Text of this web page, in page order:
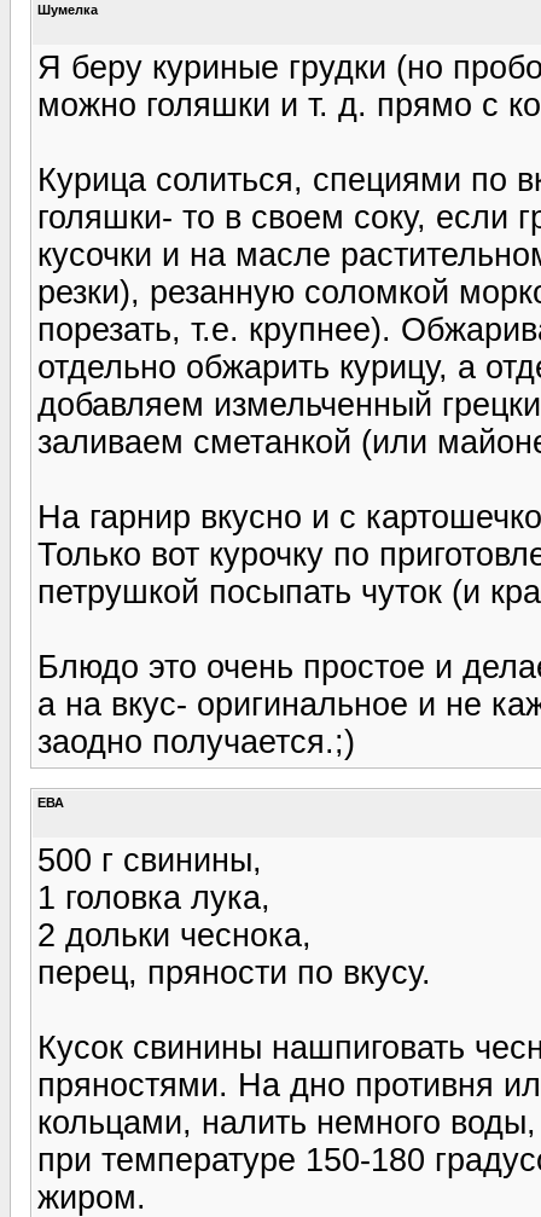
Шумелка
Я беру куриные грудки (но
можно голяшки и т. д. прямо с
Курица солиться, специями по
голяшки- то в своем соку, если
кусочки и на масле
резки), резанную соломкой
порезать, т.е. крупнее).
отдельно обжарить курицу, а
добавляем измельченный
заливаем сметанкой (или
На гарнир вкусно и с
Только вот курочку по
петрушкой посыпать чуток (и
Блюдо это очень простое и
а на вкус- оригинальное и не
заодно получается.;)
ЕВА
500 г свинины,
1 головка лука,
2 дольки чеснока,
перец, пряности по вкусу.
Кусок свинины нашпиговать
пряностями. На дно противня
кольцами, налить немного
при температуре 150-180
жиром.